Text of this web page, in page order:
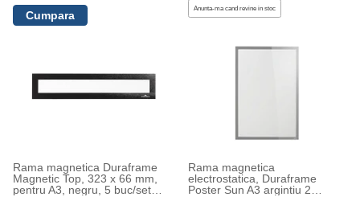
Anunta-ma cand revine in stoc
Rama magnetica Duraframe
Magnetic Top, 323 x 66 mm,
pentru A3, negru, 5 buc/set
Rama magnetica
electrostatica, Duraframe
Poster Sun A3 argintiu 2